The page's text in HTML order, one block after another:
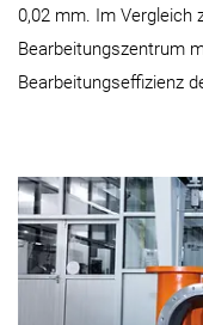
0,02 mm. Im Vergleich
Bearbeitungszentrum
Bearbeitungseffizienz